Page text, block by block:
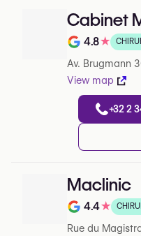
Cabinet
Note de 4.8
4.8★
Av. Brugmann
View map
+32 2
Maclinic
Note de 4.4
4.4★
Rue du